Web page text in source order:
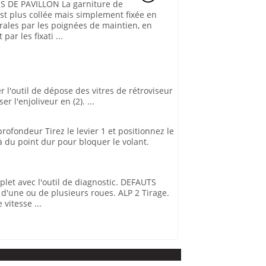
DE PAVILLON La garniture de
plus collée mais simplement fixée en
par les poignées de maintien, en
par les fixati ...
l'outil de dépose des vitres de rétroviseur
l'enjoliveur en (2). ...
Tirez le levier 1 et positionnez le
du point dur pour bloquer le volant.
avec l'outil de diagnostic. DEFAUTS
d'une ou de plusieurs roues. ALP 2 Tirage.
vitesse ...